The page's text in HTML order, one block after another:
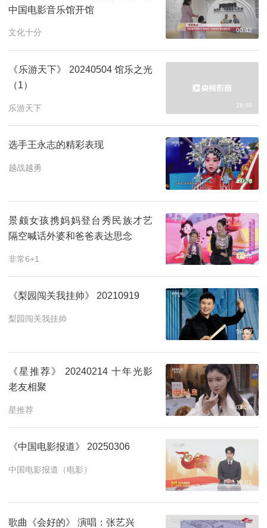
中国电影音乐馆开馆
文化十分 00:42
《乐游天下》 20240504 馆乐之光
（1）
乐游天下 28:39
选手王永志的精彩表现
越战越勇
11:28
景颇女孩携妈妈登台秀民族才艺
隔空喊话外婆和爸爸表达思念
非常6+1 14:46
《梨园闯关我挂帅》 20210919
梨园闯关我挂帅
59:59
《星推荐》 20240214 十年光影
老友相聚
星推荐 04:39
《中国电影报道》 20250306
中国电影报道（电影）
19:01
歌曲《会好的》 演唱：张艺兴